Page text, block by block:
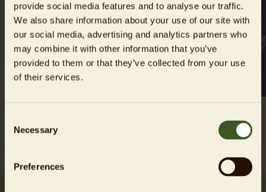
provide social media features and to analyse our traffic.
We also share information about your use of our site with
our social media, advertising and analytics partners who
may combine it with other information that you’ve
provided to them or that they’ve collected from your use
of their services.
Selection
Necessary
Preferences
Ich bin damit einverstanden, dass mir externe Inhalte
angezeigt werden. Damit können personenbezogene Daten
an Drittplattformen übermittelt werden. Mehr dazu in
unsererDatenschutzerklärung.
BioRescue/Jon A. Juarez/Jan Zwilling